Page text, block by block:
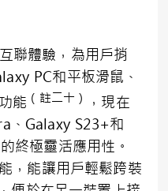
聯體驗，為用戶捎
PC和平板滑鼠、
能 （註二十）
，現在
、Galaxy S23+和
終極靈活應用性。
，能讓用戶輕鬆跨裝